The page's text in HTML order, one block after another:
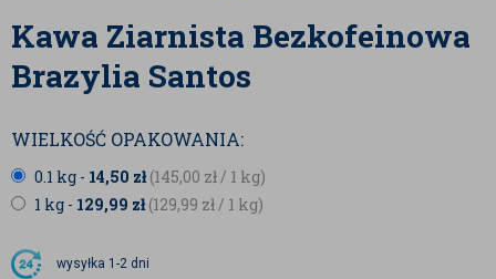
Kawa Ziarnista Bezkofeinowa
Brazylia Santos
WIELKOŚĆ OPAKOWANIA:
0.1 kg - 14,50 zł(145,00 zł / 1 kg)
1 kg - 129,99 zł(129,99 zł / 1 kg)
wysyłka 1-2 dni